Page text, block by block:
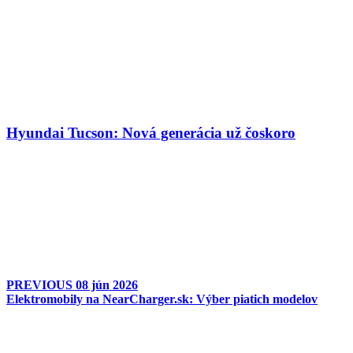
Hyundai Tucson: Nová generácia už čoskoro
PREVIOUS 08 jún 2026
Elektromobily na NearCharger.sk: Výber piatich modelov